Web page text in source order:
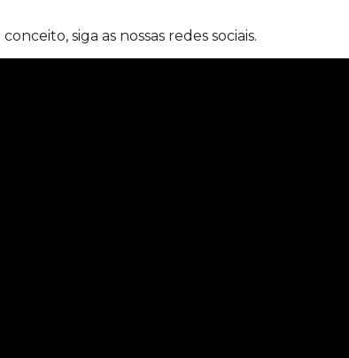
siga as nossas redes sociais.